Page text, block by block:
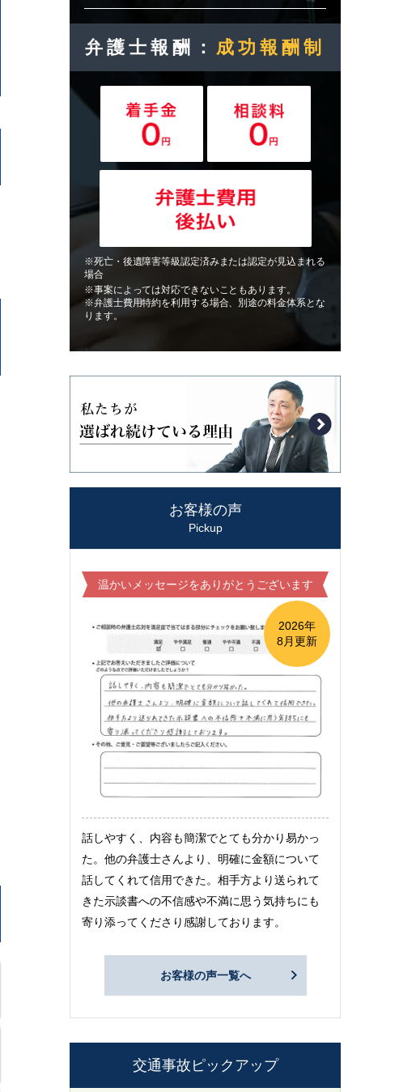
弁護士報酬： 成功報酬制
※死亡・後遺障害等級認定済みまたは認定が見込まれる
場合
※事案によっては対応できないこともあります。
※弁護士費用特約を利用する場合、別途の料金体系とな
ります。
お客様の声
Pickup
温かいメッセージをありがとうございます
2026年
8月更新
話しやすく、内容も簡潔でとても分かり易かっ
た。他の弁護士さんより、明確に金額について
話してくれて信用できた。相手方より送られて
きた示談書への不信感や不満に思う気持ちにも
寄り添ってくださり感謝しております。
お客様の声一覧へ
交通事故ピックアップ